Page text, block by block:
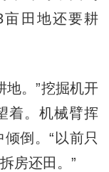
田地还要耕
。”挖掘机开
着。机械臂挥
倒。“以前只
房还田。”